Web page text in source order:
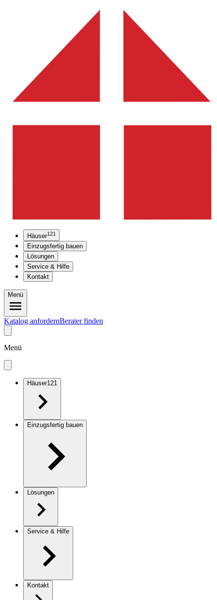
Häuser121
Einzugsfertig bauen
Lösungen
Service & Hilfe
Kontakt
Menü
Katalog anfordernBerater finden
Menü
Häuser121
Einzugsfertig bauen
Lösungen
Service & Hilfe
Kontakt